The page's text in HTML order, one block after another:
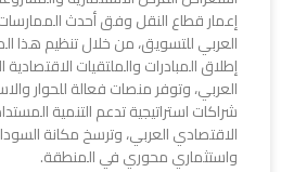
إعمار قطاع النقل وفق أحدث
العربي للتسويق، من خلال تنظيم هذا
إطلاق المبادرات والملتقيات
العربي، وتوفر منصات فعالة للحوار
شراكات استراتيجية تدعم التنمية
الاقتصادي العربي، وترسخ مكانة
واستثماري محوري في المنطقة.